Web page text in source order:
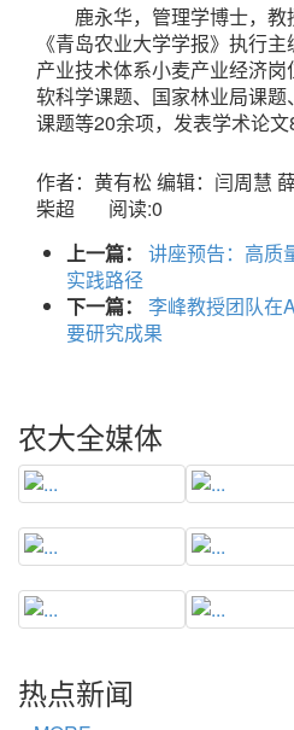
鹿永华，管理学博士，
《青岛农业大学学报》执行
产业技术体系小麦产业经济
软科学课题、国家林业局课
课题等20余项，发表学术论文
作者：黄有松 编辑：闫周慧
柴超 阅读:0
上一篇：
讲座预告：高质
实践路径
下一篇：
李峰教授团队在
要研究成果
农大全媒体
热点新闻